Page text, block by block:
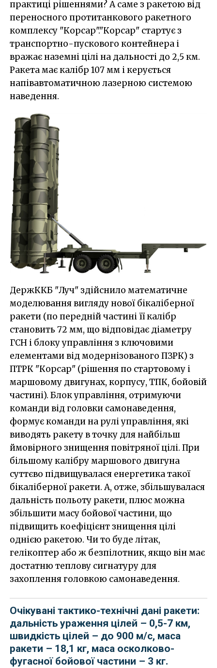
практиці рішеннями? А саме з ракетою від
переносного протитанкового ракетного
комплексу "Корсар"."Корсар" стартує з
транспортно-пускового контейнера і
вражає наземні цілі на дальності до 2,5 км.
Ракета має калібр 107 мм і керується
напівавтоматичною лазерною системою
наведення.
ДержККБ "Луч" здійснило математичне
моделювання вигляду нової бікаліберної
ракети (по передній частині її калібр
становить 72 мм, що відповідає діаметру
ГСН і блоку управління з ключовими
елементами від модернізованого ПЗРК) з
ПТРК "Корсар" (рішення по стартовому і
маршовому двигунах, корпусу, ТПК, бойовій
частині). Блок управління, отримуючи
команди від головки самонаведення,
формує команди на рулі управління, які
виводять ракету в точку для найбільш
ймовірного знищення повітряної цілі. При
більшому калібру маршового двигуна
суттєво підвищувалася енергетика такої
бікаліберної ракети. А, отже, збільшувалася
дальність польоту ракети, плюс можна
збільшити масу бойової частини, що
підвищить коефіцієнт знищення цілі
однією ракетою. Чи то буде літак,
гелікоптер або ж безпілотник, якщо він має
достатню теплову сигнатуру для
захоплення головкою самонаведення.
Очікувані тактико-технічні дані ракети:
дальність ураження цілей – 0,5-7 км,
швидкість цілей – до 900 м/с, маса
ракети – 18,1 кг, маса осколково-
фугасної бойової частини – 3 кг.